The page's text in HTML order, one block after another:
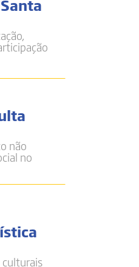
não
no